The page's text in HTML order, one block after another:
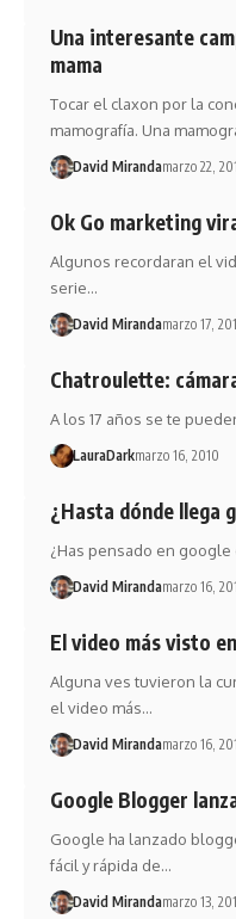
Una interesante
mama
Tocar el claxon por la
mamografía. Una
David Mirandamarzo 22,
Ok Go marketing
Algunos recordaran el
serie…
David Mirandamarzo 17,
Chatroulette:
A los 17 años se te
LauraDarkmarzo 16, 2010
¿Hasta dónde llega
¿Has pensado en
David Mirandamarzo 16,
El video más visto
Alguna ves tuvieron la
el video más…
David Mirandamarzo 16,
Google Blogger
Google ha lanzado
fácil y rápida de…
David Mirandamarzo 13,